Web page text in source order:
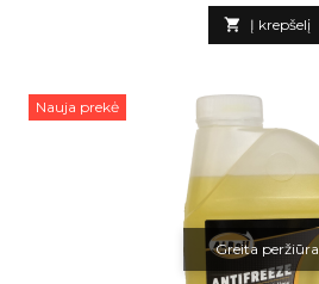
 Į krepšelį
Nauja prekė
Greita peržiūra